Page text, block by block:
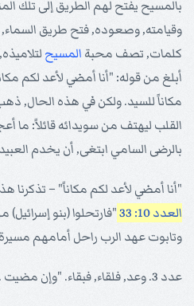
بالمسيح يفتح لهم الطريق إلى تلك
وقيامته, وصعوده, فتح طريق
كلمات, تصف محبة المسيح
أبلغ من قوله: "أنا أمضي لأعد لكم
مكاناً للسيد. ولكن في هذه الحال,
القلب ليهتف من سويدائه قائلاً: ما
بالرضى السامي ابتغى, أن يخدم
"أنا أمضي لأعد لكم مكاناً" – تذكرنا
العدد 10: 33
"فارتحلوا (بنو
وتابوت عهد الرب راحل أمامهم مسيرة
عدد 3. وعد, فلقاء, فبقاء. "وإن مضيت ....".